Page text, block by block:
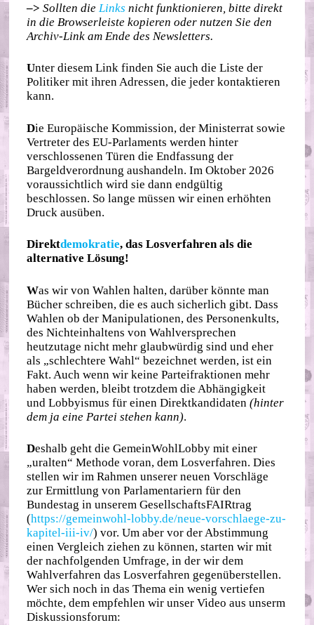
–> Sollten die Links nicht funktionieren, bitte direkt
in die Browserleiste kopieren oder nutzen Sie den
Archiv-Link am Ende des Newsletters.
Unter diesem Link finden Sie auch die Liste der
Politiker mit ihren Adressen, die jeder kontaktieren
kann.
Die Europäische Kommission, der Ministerrat sowie
Vertreter des EU-Parlaments werden hinter
verschlossenen Türen die Endfassung der
Bargeldverordnung aushandeln. Im Oktober 2026
voraussichtlich wird sie dann endgültig
beschlossen. So lange müssen wir einen erhöhten
Druck ausüben.
Direktdemokratie, das Losverfahren als die
alternative Lösung!
Was wir von Wahlen halten, darüber könnte man
Bücher schreiben, die es auch sicherlich gibt. Dass
Wahlen ob der Manipulationen, des Personenkults,
des Nichteinhaltens von Wahlversprechen
heutzutage nicht mehr glaubwürdig sind und eher
als „schlechtere Wahl“ bezeichnet werden, ist ein
Fakt. Auch wenn wir keine Parteifraktionen mehr
haben werden, bleibt trotzdem die Abhängigkeit
und Lobbyismus für einen Direktkandidaten(hinter
dem ja eine Partei stehen kann).
Deshalb geht die GemeinWohlLobby mit einer
„uralten“ Methode voran, dem Losverfahren. Dies
stellen wir im Rahmen unserer neuen Vorschläge
zur Ermittlung von Parlamentariern für den
Bundestag in unserem GesellschaftsFAIRtrag
(https://gemeinwohl-lobby.de/neue-vorschlaege-zu-
kapitel-iii-iv/) vor. Um aber vor der Abstimmung
einen Vergleich ziehen zu können, starten wir mit
der nachfolgenden Umfrage, in der wir dem
Wahlverfahren das Losverfahren gegenüberstellen.
Wer sich noch in das Thema ein wenig vertiefen
möchte, dem empfehlen wir unser Video aus unserm
Diskussionsforum: